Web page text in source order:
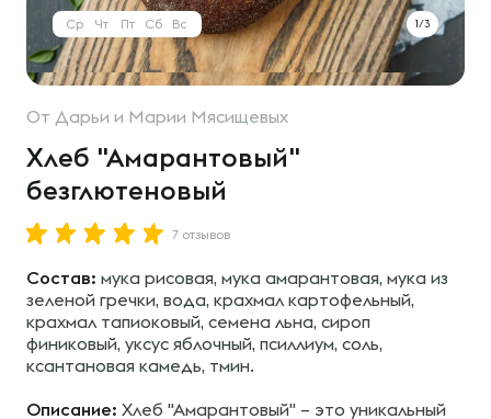
1/3
Ср Чт Пт Сб Вс
От Дарьи и Марии Мясищевых
Хлеб "Амарантовый"
безглютеновый
7 отзывов
Состав: мука рисовая, мука амарантовая, мука из
зеленой гречки, вода, крахмал картофельный,
крахмал тапиоковый, семена льна, сироп
финиковый, уксус яблочный, псиллиум, соль,
ксантановая камедь, тмин.
Описание: Хлеб "Амарантовый" – это уникальный